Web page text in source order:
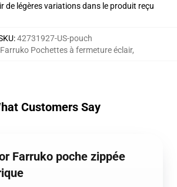
de légères variations dans le produit reçu
:42731927-US-pouch
Farruko Pochettes à fermeture éclair,
Customers Say
Farruko poche zippée